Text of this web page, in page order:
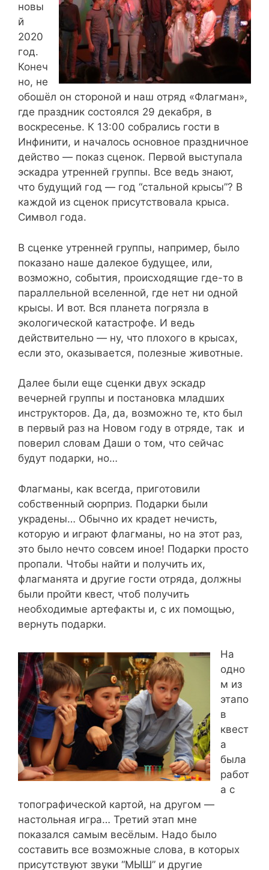
новы
й
2020
год.
Конеч
но, не
обошёл он стороной и наш отряд «Флагман»,
где праздник состоялся 29 декабря, в
воскресенье. К 13:00 собрались гости в
Инфинити, и началось основное праздничное
действо — показ сценок. Первой выступала
эскадра утренней группы. Все ведь знают,
что будущий год — год “стальной крысы”? В
каждой из сценок присутствовала крыса.
Символ года.
В сценке утренней группы, например, было
показано наше далекое будущее, или,
возможно, события, происходящие где-то в
параллельной вселенной, где нет ни одной
крысы. И вот. Вся планета погрязла в
экологической катастрофе. И ведь
действительно — ну, что плохого в крысах,
если это, оказывается, полезные животные.
Далее были еще сценки двух эскадр
вечерней группы и постановка младших
инструкторов. Да, да, возможно те, кто был
в первый раз на Новом году в отряде, так и
поверил словам Даши о том, что сейчас
будут подарки, но…
Флагманы, как всегда, приготовили
собственный сюрприз. Подарки были
украдены… Обычно их крадет нечисть,
которую и играют флагманы, но на этот раз,
это было нечто совсем иное! Подарки просто
пропали. Чтобы найти и получить их,
флагманята и другие гости отряда, должны
были пройти квест, чтоб получить
необходимые артефакты и, с их помощью,
вернуть подарки.
На
одно
м из
этапо
в
квест
а
была
работ
а с
топографической картой, на другом —
настольная игра… Третий этап мне
показался самым весёлым. Надо было
составить все возможные слова, в которых
присутствуют звуки “МЫШ” и другие